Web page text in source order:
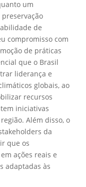
um
de
compromisso com
de práticas
que o Brasil
liderança e
globais, ao
recursos
iniciativas
Além disso, o
da
que os
ações reais e
adaptadas às